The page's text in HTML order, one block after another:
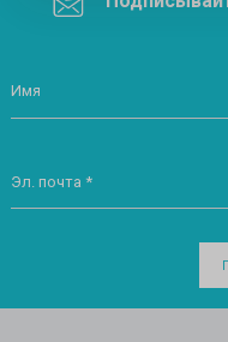
Имя
Эл. почта *